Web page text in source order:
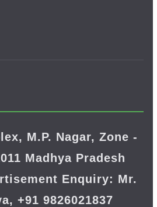
M.P. Nagar, Zone -
Madhya Pradesh
Enquiry: Mr.
+91 9826021837